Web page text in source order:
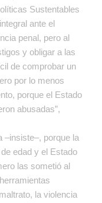
Sustentables
ante el
penal, pero al
y obligar a las
de comprobar un
por lo menos
porque el Estado
abusadas”,
–insiste–, porque la
edad y el Estado
las sometió al
la violencia